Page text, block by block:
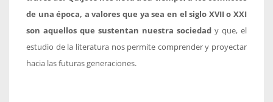
de una época, a valores que ya sea en el siglo XVII o XXI
son aquellos que sustentan nuestra sociedad y que, el
estudio de la literatura nos permite comprender y proyectar
hacia las futuras generaciones.